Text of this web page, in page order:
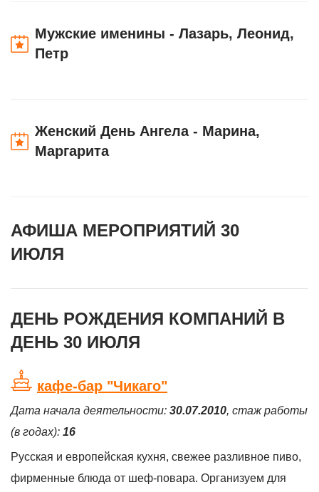
Мужские именины - Лазарь, Леонид,
Петр
Женский День Ангела - Марина,
Маргарита
АФИША МЕРОПРИЯТИЙ 30
ИЮЛЯ
ДЕНЬ РОЖДЕНИЯ КОМПАНИЙ В
ДЕНЬ 30 ИЮЛЯ
кафе-бар "Чикаго"
Дата начала деятельности: 30.07.2010, стаж работы
(в годах): 16
Русская и европейская кухня, свежее разливное пиво,
фирменные блюда от шеф-повара. Организуем для